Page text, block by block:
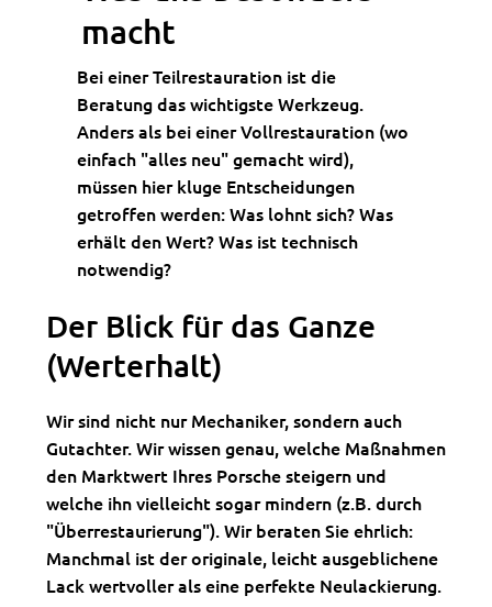
macht
Bei einer Teilrestauration ist die
Beratung das wichtigste Werkzeug.
Anders als bei einer Vollrestauration (wo
einfach "alles neu" gemacht wird),
müssen hier kluge Entscheidungen
getroffen werden: Was lohnt sich? Was
erhält den Wert? Was ist technisch
notwendig?
Der Blick für das Ganze
(Werterhalt)
Wir sind nicht nur Mechaniker, sondern auch
Gutachter. Wir wissen genau, welche Maßnahmen
den Marktwert Ihres Porsche steigern und
welche ihn vielleicht sogar mindern (z.B. durch
"Überrestaurierung"). Wir beraten Sie ehrlich:
Manchmal ist der originale, leicht ausgeblichene
Lack wertvoller als eine perfekte Neulackierung.